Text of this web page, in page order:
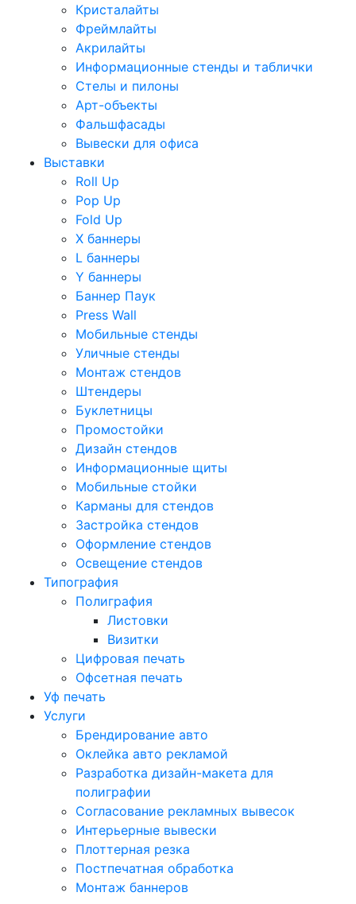
Кристалайты
Фреймлайты
Акрилайты
Информационные стенды и таблички
Стелы и пилоны
Арт-объекты
Фальшфасады
Вывески для офиса
Выставки
Roll Up
Pop Up
Fold Up
Х баннеры
L баннеры
Y баннеры
Баннер Паук
Press Wall
Мобильные стенды
Уличные стенды
Монтаж стендов
Штендеры
Буклетницы
Промостойки
Дизайн стендов
Информационные щиты
Мобильные стойки
Карманы для стендов
Застройка стендов
Оформление стендов
Освещение стендов
Типография
Полиграфия
Листовки
Визитки
Цифровая печать
Офсетная печать
Уф печать
Услуги
Брендирование авто
Оклейка авто рекламой
Разработка дизайн-макета для
полиграфии
Согласование рекламных вывесок
Интерьерные вывески
Плоттерная резка
Постпечатная обработка
Монтаж баннеров